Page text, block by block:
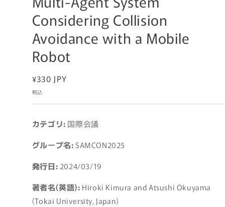
Considering Collision
Avoidance with a Mobile
Robot
通
常
価
¥330 JPY
税込
カテゴリ: 国際会議
グループ名:SAMCON2025
発行日: 2024/03/19
著者名(英語): Hiroki Kimura and Atsushi Okuyama
(Tokai University, Japan)